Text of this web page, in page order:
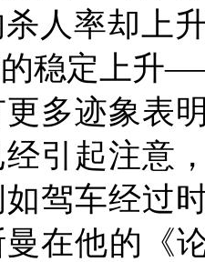
人率却上
的稳定上升
迹象表明
引起注意
驾车经过
曼在他的